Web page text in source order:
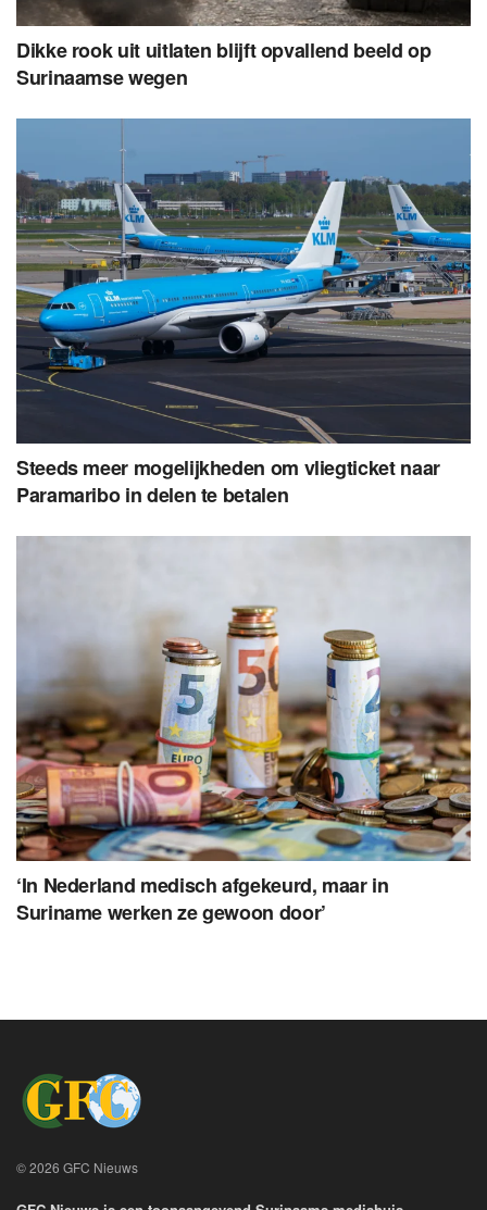
Dikke rook uit uitlaten blijft opvallend beeld op
Surinaamse wegen
Steeds meer mogelijkheden om vliegticket naar
Paramaribo in delen te betalen
‘In Nederland medisch afgekeurd, maar in
Suriname werken ze gewoon door’
© 2026 GFC Nieuws